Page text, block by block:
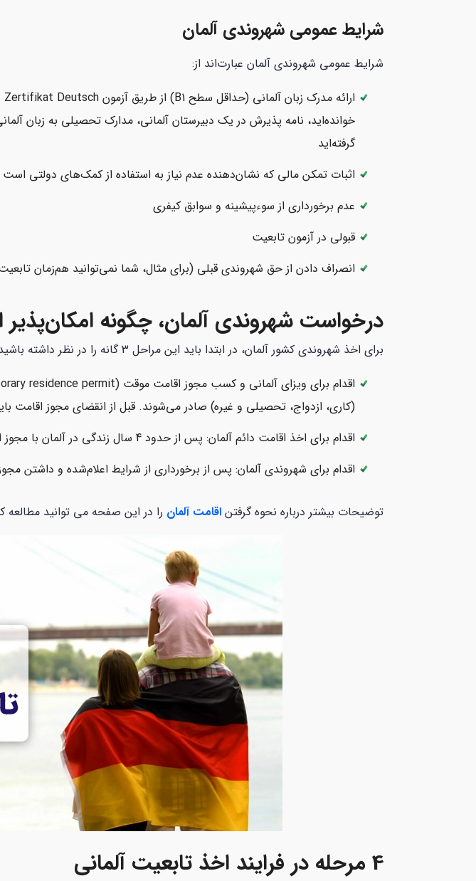
شرایط عمومی شهروندی آلمان
شرایط عمومی شهروندی آلمان عبارت‌اند از:
گرفته‌اید
اثبات تمکن مالی که نشان‌دهنده عدم نیاز به استفاده از کمک‌های دولتی است
عدم برخورداری از سوءپیشینه و سوابق کیفری
قبولی در آزمون تابعیت
انصراف دادن از حق شهروندی قبلی (برای مثال، شما نمی‌توانید هم‌زمان تابعیت
درخواست شهروندی آلمان، چگونه
برای اخذ شهروندی کشور آلمان، در ابتدا باید این مراحل 3 گانه را در نظر داشته باشید:
(کاری، ازدواج، تحصیلی و غیره) صادر می‌شوند. قبل از انقضای مجوز اقامت
اقدام برای اخذ اقامت دائم آلمان: پس از حدود 4 سال زندگی در آلمان با مجوز اقامت موقت می‌توانید برای اخذ اقامت دائم درخواست دهید
اقدام برای شهروندی آلمان: پس از برخورداری از شرایط اعلام‌شده و داشتن
توضیحات بیشتر درباره نحوه گرفتن اقامت آلمان را در این صفحه می توانید مطالعه
4 مرحله در فرایند اخذ تابعیت آلمانی